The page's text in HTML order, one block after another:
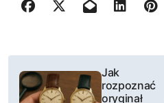
N
Jak
rozpoznać
oryginał